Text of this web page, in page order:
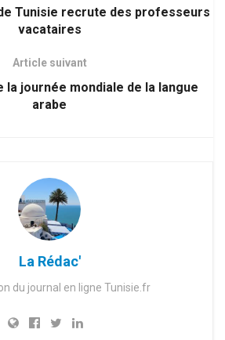
Tunisie recrute des professeurs
vacataires
Article suivant
la journée mondiale de la langue
arabe
La Rédac'
du journal en ligne Tunisie.fr